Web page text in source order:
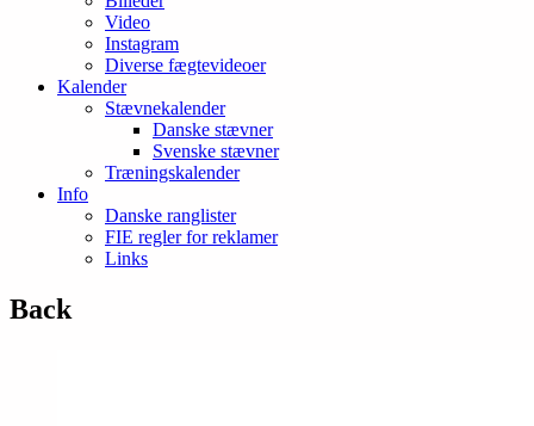
Video
Instagram
Diverse fægtevideoer
Kalender
Stævnekalender
Danske stævner
Svenske stævner
Træningskalender
Info
Danske ranglister
FIE regler for reklamer
Links
Back